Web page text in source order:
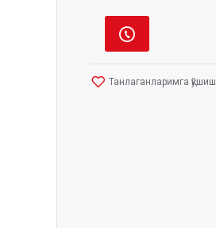
Танлаганларимга қўшиш